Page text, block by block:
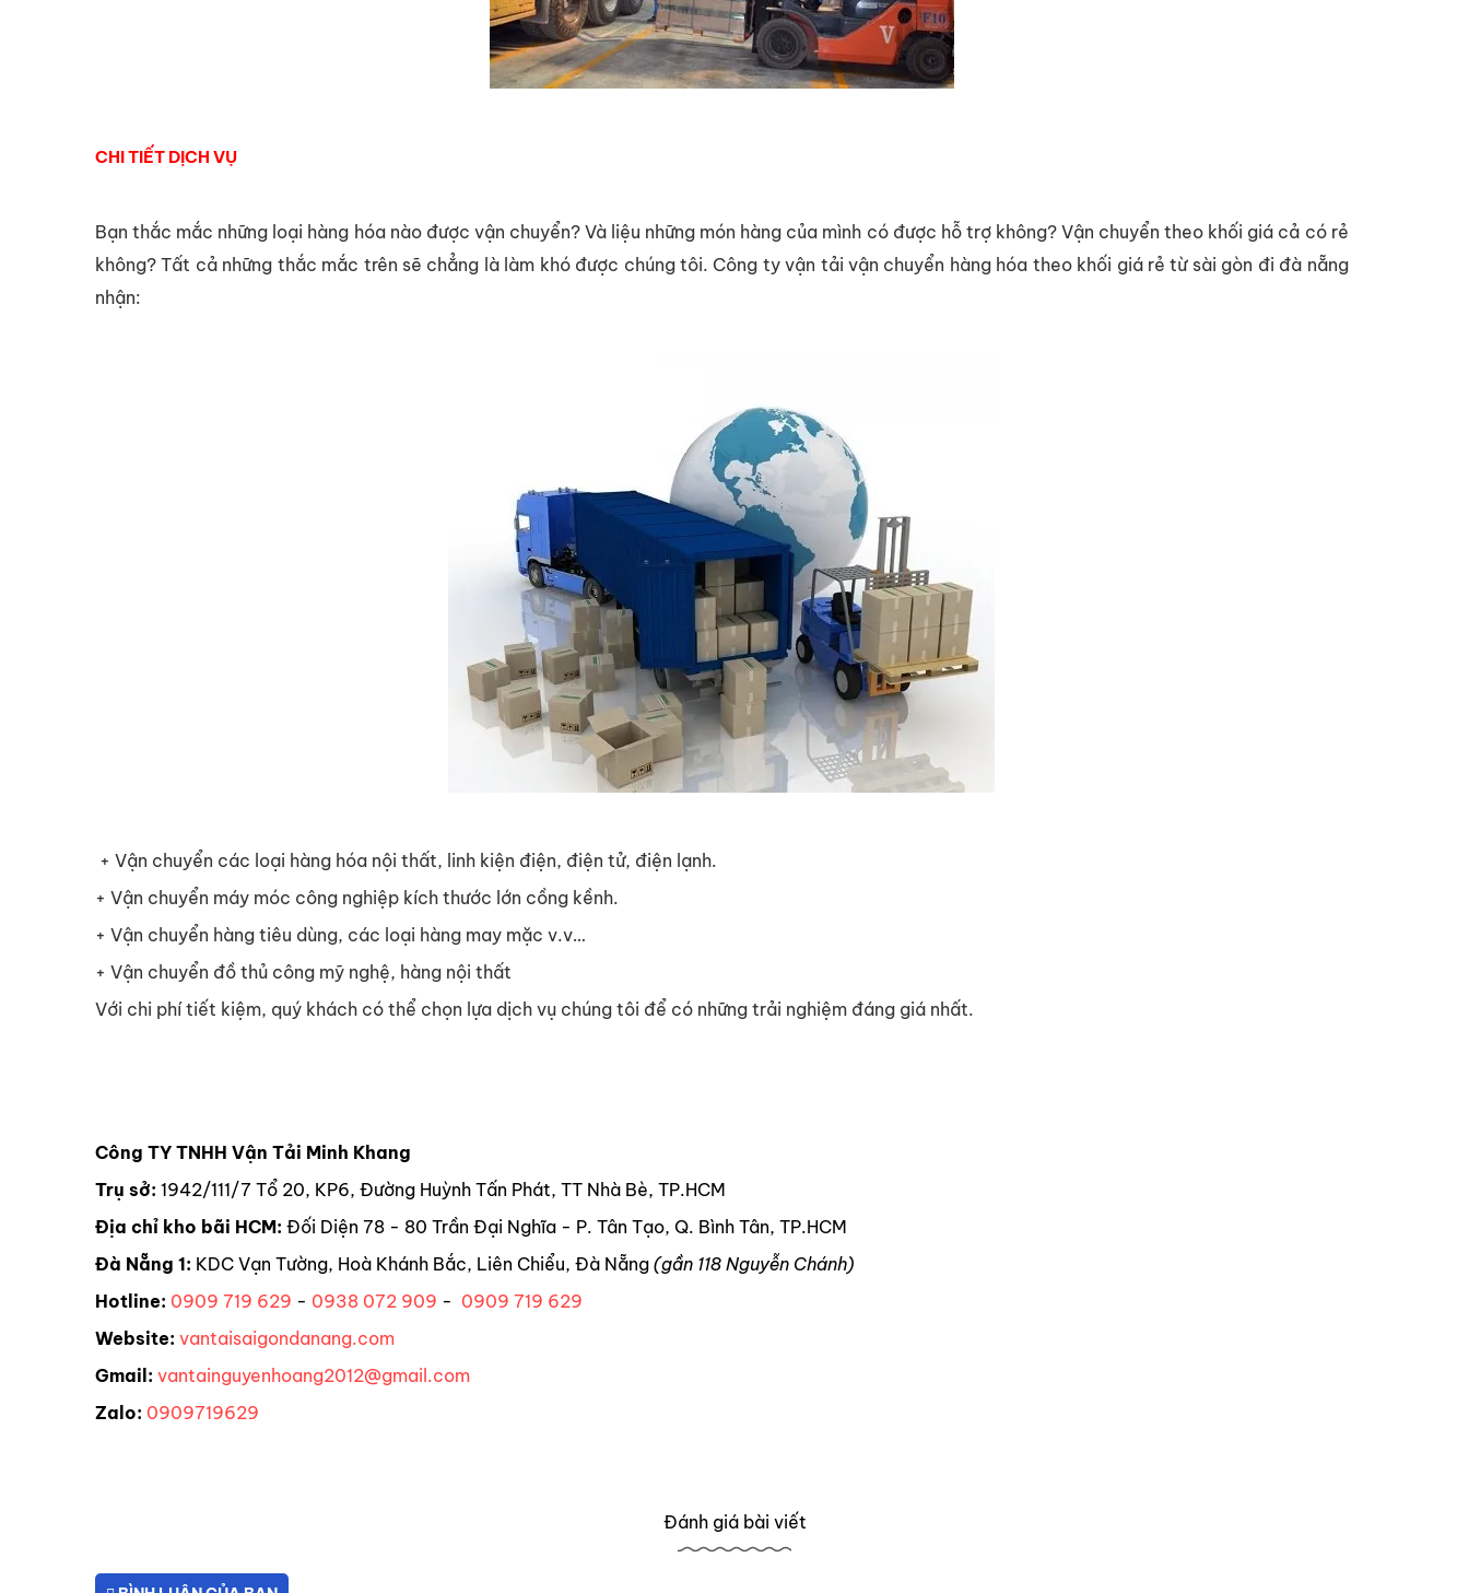
CHI TIẾT DỊCH VỤ
Bạn thắc mắc những loại hàng hóa nào được vận chuyển? Và liệu những món hàng của mình có được hỗ trợ không? Vận chuyển theo khối giá cả có rẻ
không? Tất cả những thắc mắc trên sẽ chẳng là làm khó được chúng tôi. Công ty vận tải vận chuyển hàng hóa theo khối giá rẻ từ sài gòn đi đà nẵng
nhận:
+ Vận chuyển các loại hàng hóa nội thất, linh kiện điện, điện tử, điện lạnh.
+ Vận chuyển máy móc công nghiệp kích thước lớn cồng kềnh.
+ Vận chuyển hàng tiêu dùng, các loại hàng may mặc v.v…
+ Vận chuyển đồ thủ công mỹ nghệ, hàng nội thất
Với chi phí tiết kiệm, quý khách có thể chọn lựa dịch vụ chúng tôi để có những trải nghiệm đáng giá nhất.
Công TY TNHH Vận Tải Minh Khang
Trụ sở: 1942/111/7 Tổ 20, KP6, Đường Huỳnh Tấn Phát, TT Nhà Bè, TP.HCM
Địa chỉ kho bãi HCM: Đối Diện 78 - 80 Trần Đại Nghĩa - P. Tân Tạo, Q. Bình Tân, TP.HCM
Đà Nẵng 1: KDC Vạn Tường, Hoà Khánh Bắc, Liên Chiểu, Đà Nẵng (gần 118 Nguyễn Chánh)
Hotline: 0909 719 629 - 0938 072 909 - 0909 719 629
Website: vantaisaigondanang.com
Gmail: vantainguyenhoang2012@gmail.com
Zalo: 0909719629
Đánh giá bài viết